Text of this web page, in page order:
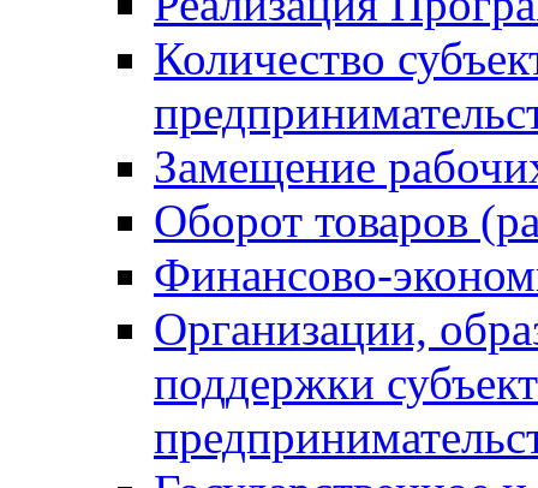
Количество
Замещение
Оборот товаров
Финансово-
Организации,
поддержки